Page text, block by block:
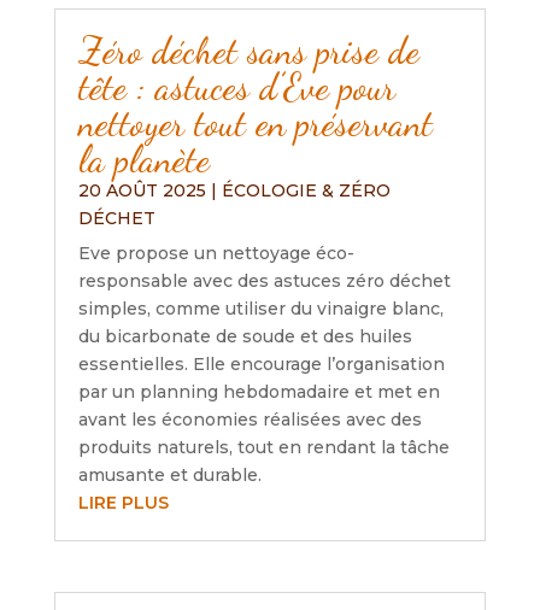
Zéro déchet sans prise de
tête : astuces d’Eve pour
nettoyer tout en préservant
la planète
20 AOÛT 2025
ÉCOLOGIE & ZÉRO
DÉCHET
Eve propose un nettoyage éco-
responsable avec des astuces zéro déchet
simples, comme utiliser du vinaigre blanc,
du bicarbonate de soude et des huiles
essentielles. Elle encourage l’organisation
par un planning hebdomadaire et met en
avant les économies réalisées avec des
produits naturels, tout en rendant la tâche
amusante et durable.
LIRE PLUS